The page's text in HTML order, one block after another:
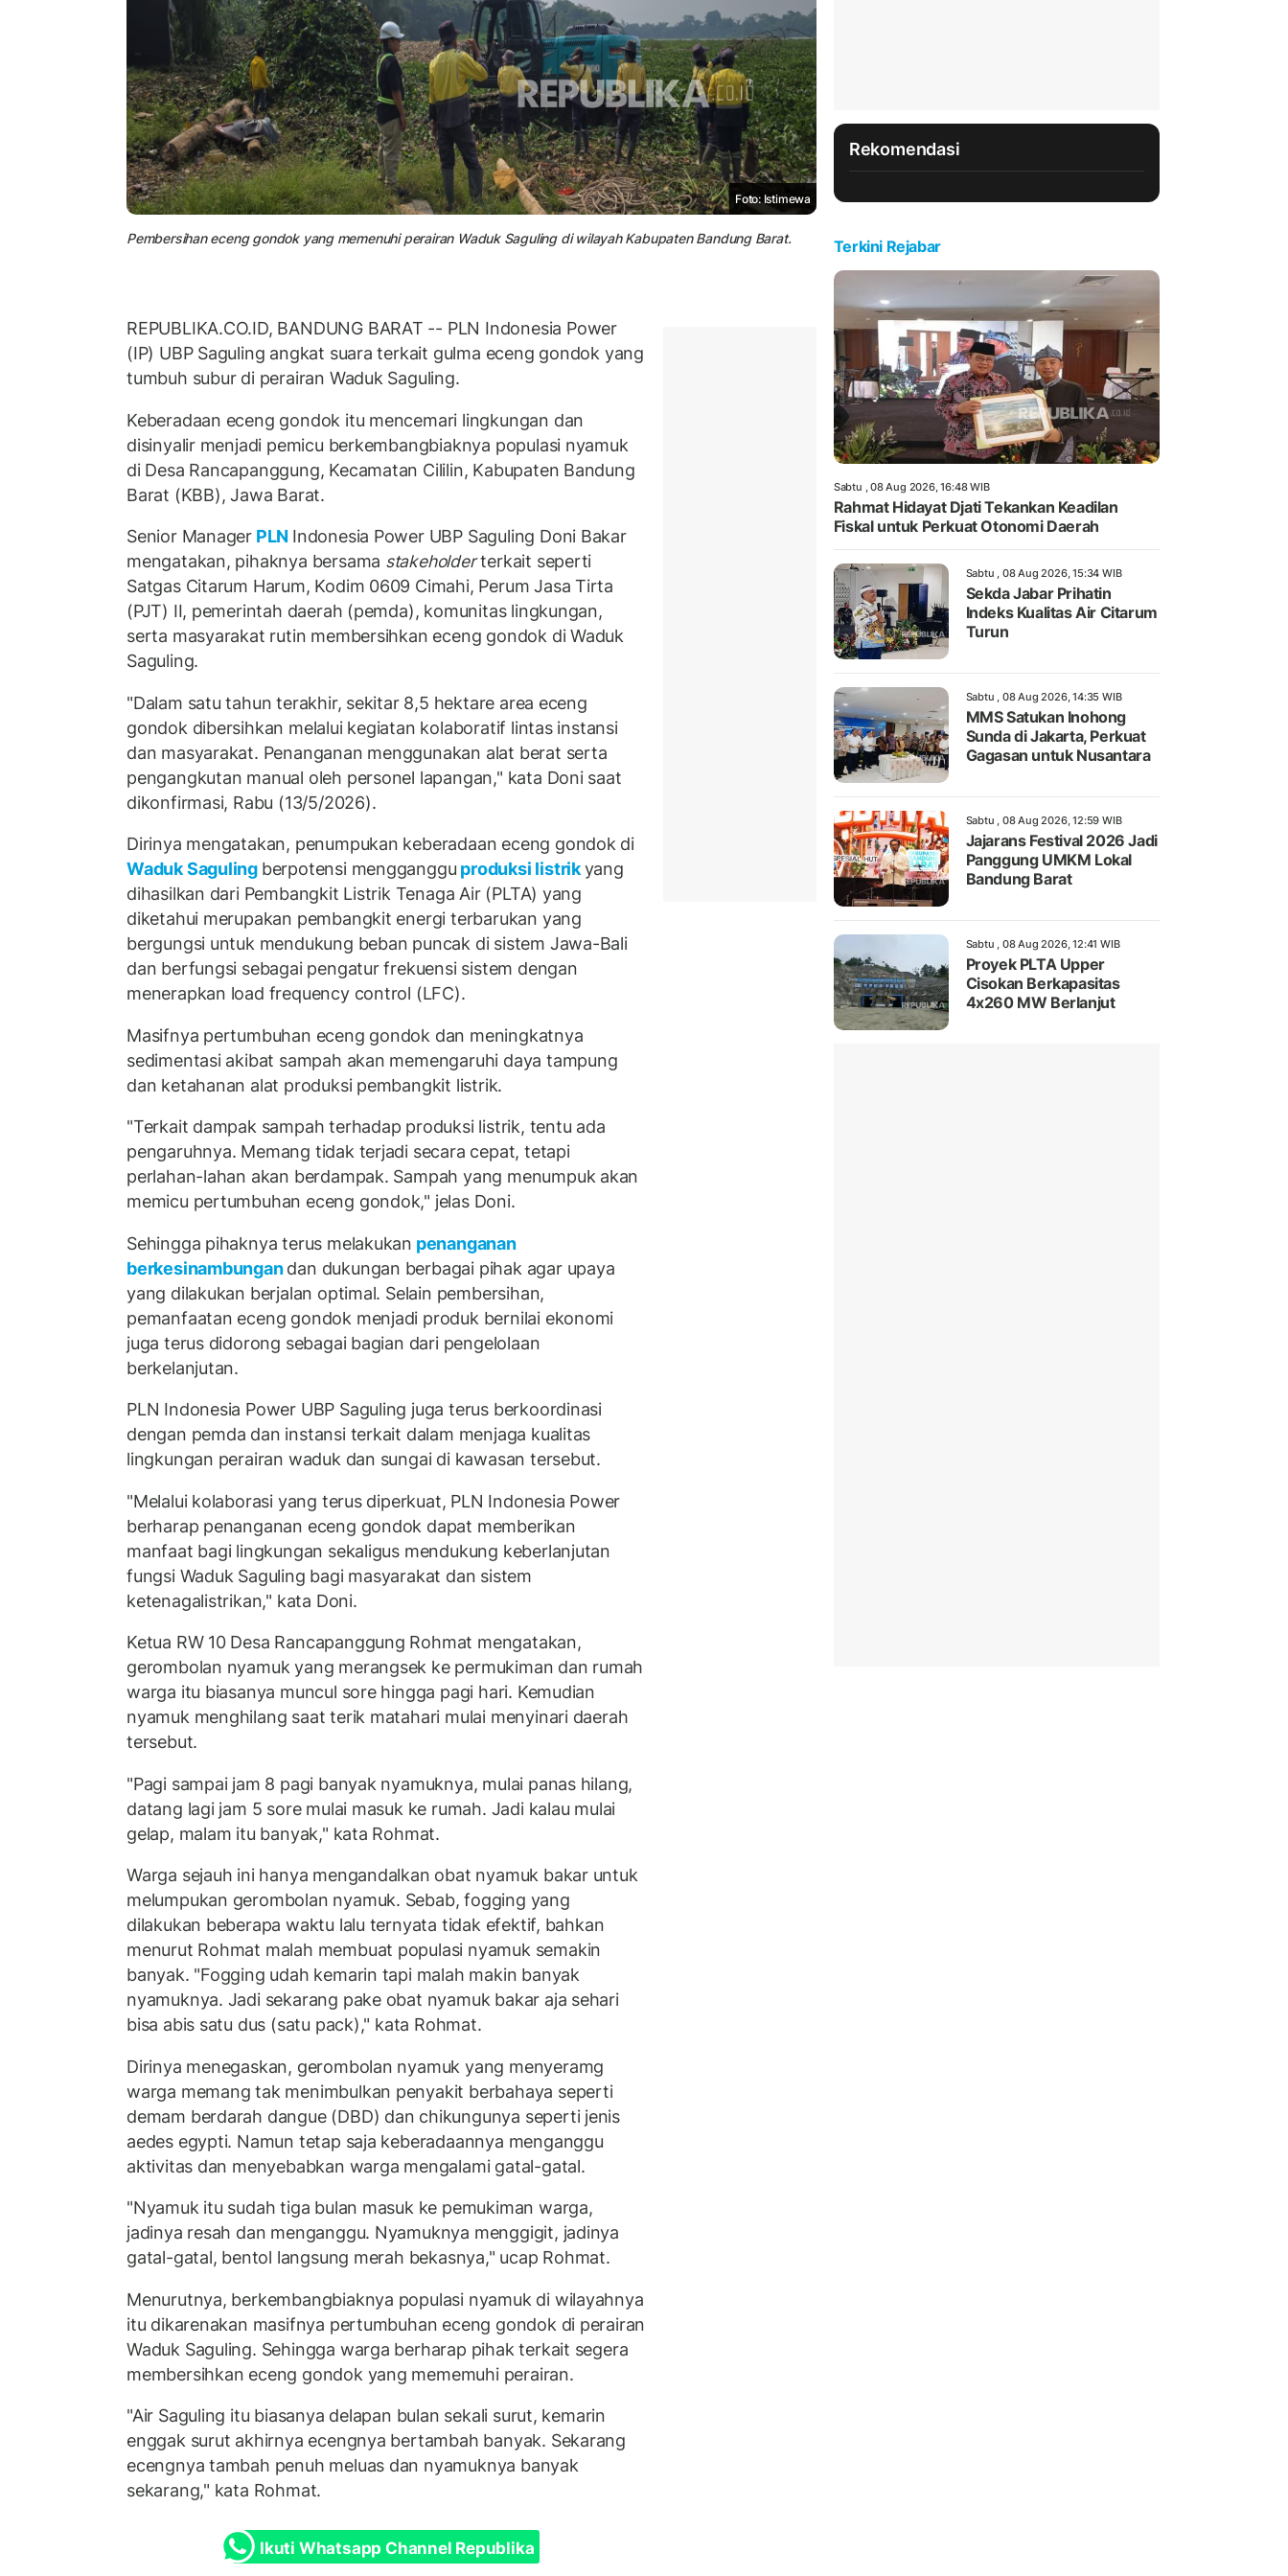
Foto: Istimewa
Pembersihan eceng gondok yang memenuhi perairan Waduk Saguling di wilayah Kabupaten Bandung Barat.
REPUBLIKA.CO.ID, BANDUNG BARAT -- PLN Indonesia Power
(IP) UBP Saguling angkat suara terkait gulma eceng gondok yang
tumbuh subur di perairan Waduk Saguling.
Keberadaan eceng gondok itu mencemari lingkungan dan
disinyalir menjadi pemicu berkembangbiaknya populasi nyamuk
di Desa Rancapanggung, Kecamatan Cililin, Kabupaten Bandung
Barat (KBB), Jawa Barat.
Senior Manager PLN Indonesia Power UBP Saguling Doni Bakar
mengatakan, pihaknya bersama stakeholderterkait seperti
Satgas Citarum Harum, Kodim 0609 Cimahi, Perum Jasa Tirta
(PJT) II, pemerintah daerah (pemda), komunitas lingkungan,
serta masyarakat rutin membersihkan eceng gondok di Waduk
Saguling.
"Dalam satu tahun terakhir, sekitar 8,5 hektare area eceng
gondok dibersihkan melalui kegiatan kolaboratif lintas instansi
dan masyarakat. Penanganan menggunakan alat berat serta
pengangkutan manual oleh personel lapangan," kata Doni saat
dikonfirmasi, Rabu (13/5/2026).
Dirinya mengatakan, penumpukan keberadaan eceng gondok di
Waduk Saguling berpotensi mengganggu produksi listrikyang
dihasilkan dari Pembangkit Listrik Tenaga Air (PLTA) yang
diketahui merupakan pembangkit energi terbarukan yang
bergungsi untuk mendukung beban puncak di sistem Jawa-Bali
dan berfungsi sebagai pengatur frekuensi sistem dengan
menerapkan load frequency control (LFC).
Masifnya pertumbuhan eceng gondok dan meningkatnya
sedimentasi akibat sampah akan memengaruhi daya tampung
dan ketahanan alat produksi pembangkit listrik.
"Terkait dampak sampah terhadap produksi listrik, tentu ada
pengaruhnya. Memang tidak terjadi secara cepat, tetapi
perlahan-lahan akan berdampak. Sampah yang menumpuk akan
memicu pertumbuhan eceng gondok," jelas Doni.
Sehingga pihaknya terus melakukan penanganan
berkesinambungandan dukungan berbagai pihak agar upaya
yang dilakukan berjalan optimal. Selain pembersihan,
pemanfaatan eceng gondok menjadi produk bernilai ekonomi
juga terus didorong sebagai bagian dari pengelolaan
berkelanjutan.
PLN Indonesia Power UBP Saguling juga terus berkoordinasi
dengan pemda dan instansi terkait dalam menjaga kualitas
lingkungan perairan waduk dan sungai di kawasan tersebut.
"Melalui kolaborasi yang terus diperkuat, PLN Indonesia Power
berharap penanganan eceng gondok dapat memberikan
manfaat bagi lingkungan sekaligus mendukung keberlanjutan
fungsi Waduk Saguling bagi masyarakat dan sistem
ketenagalistrikan," kata Doni.
Ketua RW 10 Desa Rancapanggung Rohmat mengatakan,
gerombolan nyamuk yang merangsek ke permukiman dan rumah
warga itu biasanya muncul sore hingga pagi hari. Kemudian
nyamuk menghilang saat terik matahari mulai menyinari daerah
tersebut.
"Pagi sampai jam 8 pagi banyak nyamuknya, mulai panas hilang,
datang lagi jam 5 sore mulai masuk ke rumah. Jadi kalau mulai
gelap, malam itu banyak," kata Rohmat.
Warga sejauh ini hanya mengandalkan obat nyamuk bakar untuk
melumpukan gerombolan nyamuk. Sebab, fogging yang
dilakukan beberapa waktu lalu ternyata tidak efektif, bahkan
menurut Rohmat malah membuat populasi nyamuk semakin
banyak. "Fogging udah kemarin tapi malah makin banyak
nyamuknya. Jadi sekarang pake obat nyamuk bakar aja sehari
bisa abis satu dus (satu pack)," kata Rohmat.
Dirinya menegaskan, gerombolan nyamuk yang menyeramg
warga memang tak menimbulkan penyakit berbahaya seperti
demam berdarah dangue (DBD) dan chikungunya seperti jenis
aedes egypti. Namun tetap saja keberadaannya menganggu
aktivitas dan menyebabkan warga mengalami gatal-gatal.
"Nyamuk itu sudah tiga bulan masuk ke pemukiman warga,
jadinya resah dan menganggu. Nyamuknya menggigit, jadinya
gatal-gatal, bentol langsung merah bekasnya," ucap Rohmat.
Menurutnya, berkembangbiaknya populasi nyamuk di wilayahnya
itu dikarenakan masifnya pertumbuhan eceng gondok di perairan
Waduk Saguling. Sehingga warga berharap pihak terkait segera
membersihkan eceng gondok yang mememuhi perairan.
"Air Saguling itu biasanya delapan bulan sekali surut, kemarin
enggak surut akhirnya ecengnya bertambah banyak. Sekarang
ecengnya tambah penuh meluas dan nyamuknya banyak
sekarang," kata Rohmat.
Ikuti Whatsapp Channel Republika
Rekomendasi
Terkini Rejabar
Sabtu , 08 Aug 2026, 16:48 WIB
Rahmat Hidayat Djati Tekankan Keadilan
Fiskal untuk Perkuat Otonomi Daerah
Sabtu , 08 Aug 2026, 15:34 WIB
Sekda Jabar Prihatin
Indeks Kualitas Air Citarum
Turun
Sabtu , 08 Aug 2026, 14:35 WIB
MMS Satukan Inohong
Sunda di Jakarta, Perkuat
Gagasan untuk Nusantara
Sabtu , 08 Aug 2026, 12:59 WIB
Jajarans Festival 2026 Jadi
Panggung UMKM Lokal
Bandung Barat
Sabtu , 08 Aug 2026, 12:41 WIB
Proyek PLTA Upper
Cisokan Berkapasitas
4x260 MW Berlanjut